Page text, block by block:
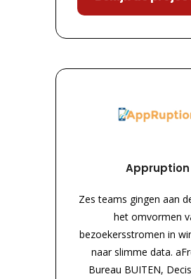
Appruption
Zes teams gingen aan
het omvormen
bezoekersstromen in
naar slimme data.
Bureau BUITEN,